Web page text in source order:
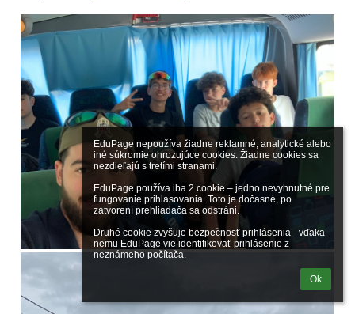
EduPage nepoužíva žiadne reklamné, analytické alebo
iné súkromie ohrozujúce cookies. Žiadne cookies sa
nezdieľajú s tretími stranami.
EduPage používa iba 2 cookie – jedno nevyhnutné pre
fungovanie prihlasovania. Toto je dočasné, po
zatvorení prehliadača sa odstráni.
Druhé cookie zvyšuje bezpečnosť prihlásenia - vďaka
nemu EduPage vie identifikovať prihlásenie z
neznámeho počítača.
Ok